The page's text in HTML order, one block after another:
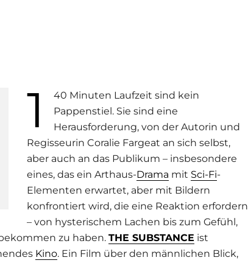
1
40 Minuten Laufzeit sind kein
Pappenstiel. Sie sind eine
Herausforderung, von der Autorin und
Regisseurin Coralie Fargeat an sich selbst,
aber auch an das Publikum – insbesondere
eines, das ein Arthaus-Drama mit Sci-Fi-
Elementen erwartet, aber mit Bildern
konfrontiert wird, die eine Reaktion erfordern
– von hysterischem Lachen bis zum Gefühl,
zu haben. THE SUBSTANCE ist
Kino. Ein Film über den männlichen Blick,